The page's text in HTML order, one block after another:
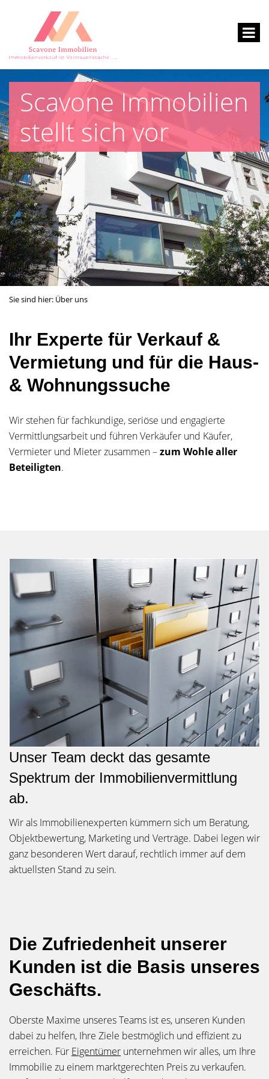
Scavone Immobilien
stellt sich vor
Sie sind hier: Über uns
Ihr Experte für Verkauf &
Vermietung und für die Haus-
& Wohnungssuche
Wir stehen für fachkundige, seriöse und engagierte
Vermittlungsarbeit und führen Verkäufer und Käufer,
Vermieter und Mieter zusammen –zum Wohle aller
Beteiligten.
Unser Team deckt das gesamte
Spektrum der Immobilienvermittlung
ab.
Wir als Immobilienexperten kümmern sich um Beratung,
Objektbewertung, Marketing und Verträge. Dabei legen wir
ganz besonderen Wert darauf, rechtlich immer auf dem
aktuellsten Stand zu sein.
Die Zufriedenheit unserer
Kunden ist die Basis unseres
Geschäfts.
Oberste Maxime unseres Teams ist es, unseren Kunden
dabei zu helfen, Ihre Ziele bestmöglich und effizient zu
erreichen. Für Eigentümer unternehmen wir alles, um Ihre
Immobilie zu einem marktgerechten Preis zu verkaufen.